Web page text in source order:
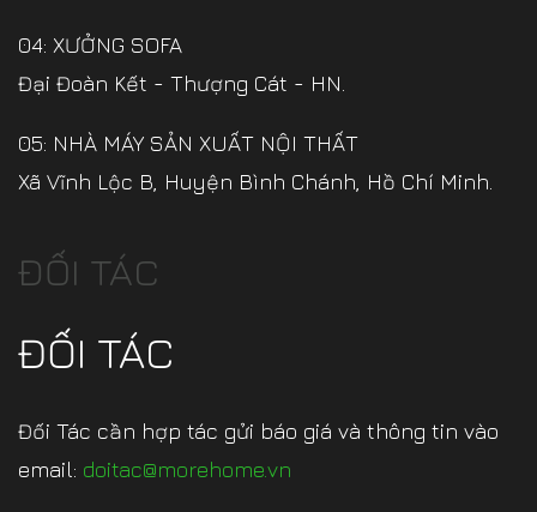
04: XƯỞNG SOFA
Đại Đoàn Kết - Thượng Cát - HN.
05: NHÀ MÁY SẢN XUẤT NỘI THẤT
Xã Vĩnh Lộc B, Huyện Bình Chánh, Hồ Chí Minh.
ĐỐI TÁC
ĐỐI TÁC
Đối Tác cần hợp tác gửi báo giá và thông tin vào
email: doitac@morehome.vn